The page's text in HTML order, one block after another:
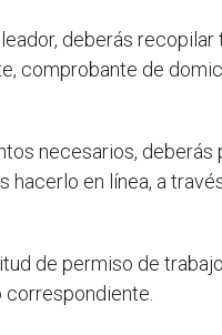
deberás
comprobante de
necesarios,
en línea, a
de permiso de